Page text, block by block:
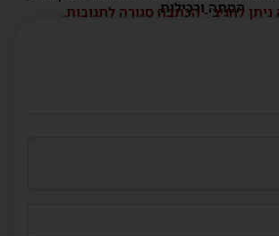
הסתה ורכילות.
ניתן להגיב - הכתבה סגורה לתגובות.